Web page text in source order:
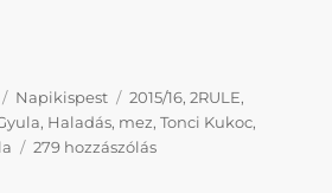
Kategória
Napikispest Címke
2015/16,2RULE,
, Haladás, mez,Tonci Kukoc,
279 hozzászólásNapikispest